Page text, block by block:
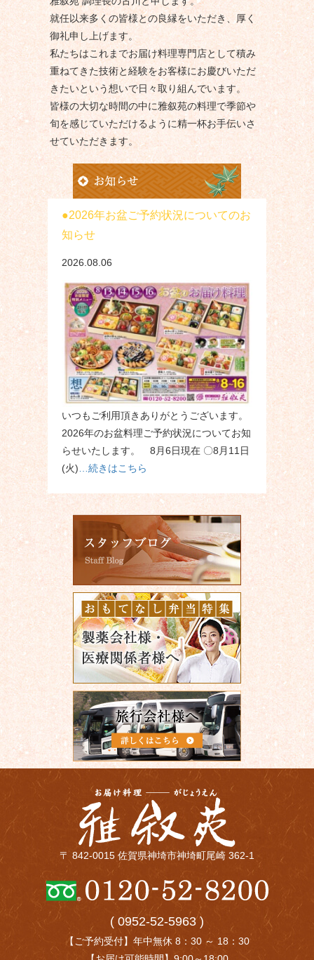
就任以来多くの皆様との良縁をいただき、厚く
御礼申し上げます。
私たちはこれまでお届け料理専門店として積み
重ねてきた技術と経験をお客様にお慶びいただ
きたいという想いで日々取り組んでいます。
皆様の大切な時間の中に雅叙苑の料理で季節や
旬を感じていただけるように精一杯お手伝いさ
せていただきます。
2026年お盆ご予約状況についてのお
知らせ
2026.08.06
いつもご利用頂きありがとうございます。
2026年のお盆料理ご予約状況についてお知
らせいたします。 8月6日現在 〇8月11日
(火)…続きはこちら
〒 842-0015 佐賀県神埼市神埼町尾崎 362-1
( 0952-52-5963 )
【ご予約受付】年中無休 8：30 ～ 18：30